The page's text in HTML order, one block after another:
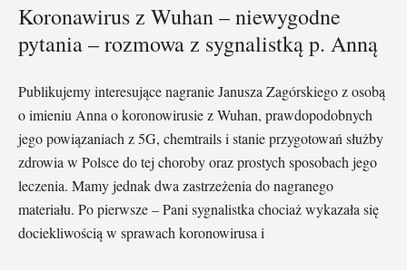
Koronawirus z Wuhan – niewygodne
pytania – rozmowa z sygnalistką p. Anną
Publikujemy interesujące nagranie Janusza Zagórskiego z osobą
o imieniu Anna o koronowirusie z Wuhan, prawdopodobnych
jego powiązaniach z 5G, chemtrails i stanie przygotowań służby
zdrowia w Polsce do tej choroby oraz prostych sposobach jego
leczenia. Mamy jednak dwa zastrzeżenia do nagranego
materiału. Po pierwsze – Pani sygnalistka chociaż wykazała się
dociekliwością w sprawach koronowirusa i